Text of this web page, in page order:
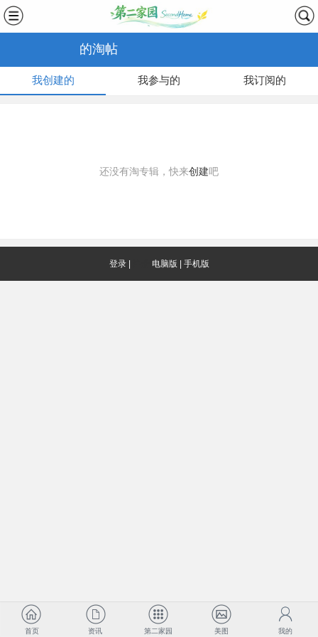
的淘帖
我创建的 我参与的 我订阅的
还没有淘专辑，快来创建吧
登录| 电脑版 手机版
首页 资讯 第二家园 美图 我的